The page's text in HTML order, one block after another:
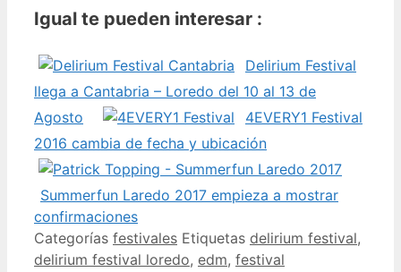
Igual te pueden interesar :
Delirium Festival
llega a Cantabria – Loredo del 10 al 13 de
Agosto
4EVERY1 Festival
2016 cambia de fecha y ubicación
Summerfun Laredo 2017 empieza a mostrar
confirmaciones
Categorías festivales Etiquetas delirium festival,
delirium festival loredo, edm, festival